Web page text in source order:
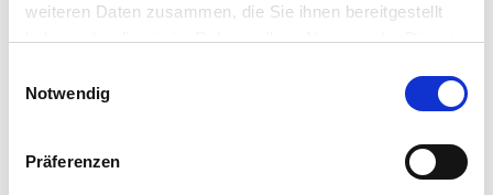
weiteren Daten zusammen, die Sie ihnen bereitgestellt
haben oder die sie im Rahmen Ihrer Nutzung der Dienste
Cookies, wenn Sie unsere Webseite weiterhin nutzen.
Notwendig
Präferenzen
Forschung
Kongresse
Verein
Podcast „Streitgeflüster“